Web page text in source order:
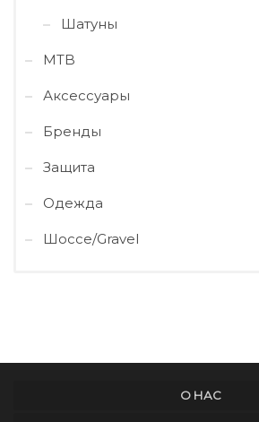
Шатуны
MTB
Аксессуары
Бренды
Защита
Одежда
Шоссе/Gravel
О НАС